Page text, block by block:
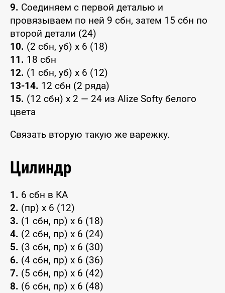
9. Соединяем с первой деталью и
провязываем по ней 9 сбн, затем 15 сбн по
второй детали (24)
10. (2 сбн, уб) x 6 (18)
11. 18 сбн
12. (1 сбн, уб) x 6 (12)
13-14. 12 сбн (2 ряда)
15. (12 сбн) x 2 — 24 из Alize Softy белого
цвета
Связать вторую такую же варежку.
Цилиндр
1. 6 сбн в КА
2. (пр) x 6 (12)
3. (1 сбн, пр) x 6 (18)
4. (2 сбн, пр) x 6 (24)
5. (3 сбн, пр) x 6 (30)
6. (4 сбн, пр) x 6 (36)
7. (5 сбн, пр) x 6 (42)
8. (6 сбн, пр) x 6 (48)